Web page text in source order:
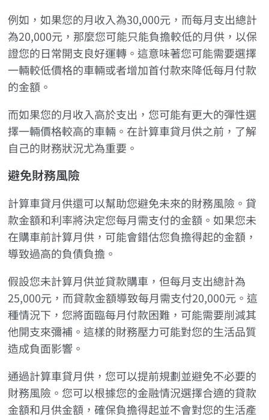
例如，如果您的月收入為30,000元，而每月支出總計
為20,000元，那麼您可能只能負擔較低的月供，以保
證您的日常開支良好運轉。這意味著您可能需要選擇
一輛較低價格的車輛或者增加首付款來降低每月付款
的金額。
而如果您的月收入高於支出，您可能有更大的彈性選
擇一輛價格較高的車輛。在計算車貸月供之前，了解
自己的財務狀況尤為重要。
避免財務風險
計算車貸月供還可以幫助您避免未來的財務風險。貸
款金額和利率將決定您每月需支付的金額。如果您未
在購車前計算月供，可能會錯估您負擔得起的金額，
導致過高的負債負擔。
假設您未計算月供並貸款購車，但每月支出總計為
25,000元，而貸款金額導致每月需支付20,000元。這
種情況下，您將面臨每月付款困難，可能需要削減其
他開支來彌補。這樣的財務壓力可能對您的生活品質
造成負面影響。
通過計算車貸月供，您可以提前規劃並避免不必要的
財務風險。您可以根據您的金融情況選擇合適的貸款
金額和月供金額，確保負擔得起並不會對您的生活產